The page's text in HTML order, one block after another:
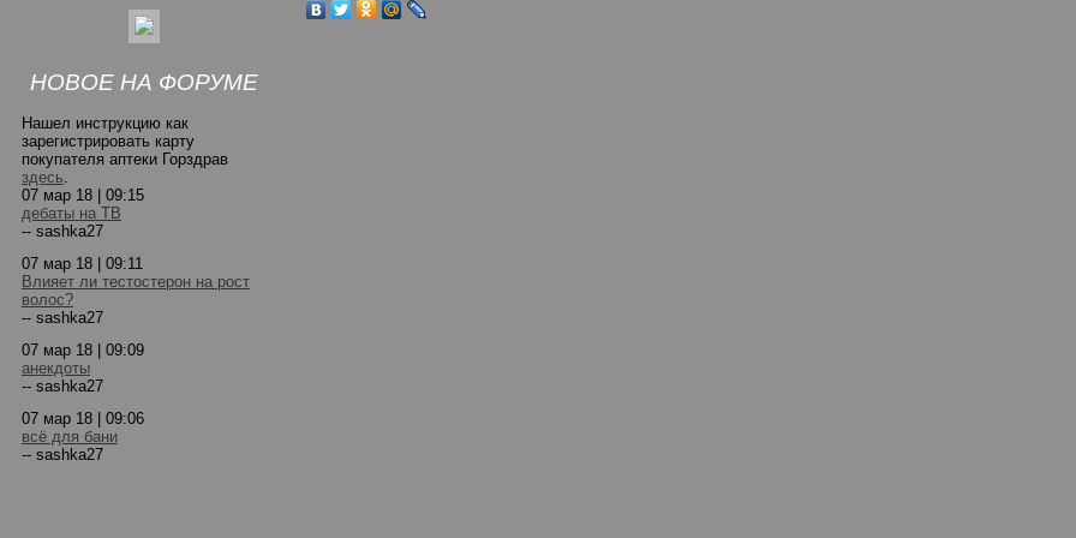
НОВОЕ НА ФОРУМЕ
Нашел инструкцию как
зарегистрировать карту
покупателя аптеки Горздрав
здесь.
07 мар 18 | 09:15
дебаты на ТВ
-- sashka27
07 мар 18 | 09:11
Влияет ли тестостерон на рост
волос?
-- sashka27
07 мар 18 | 09:09
анекдоты
-- sashka27
07 мар 18 | 09:06
всё для бани
-- sashka27